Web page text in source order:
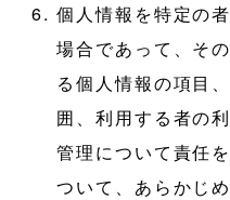
個人情報を特定の
場合であって、そ
る個人情報の項目
囲、利用する者の
管理について責任
ついて、あらかじ